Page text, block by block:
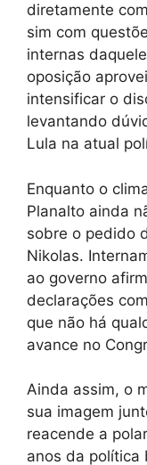
diretamente
sim com
internas
oposição
intensificar o
levantando
Lula na atual
Enquanto o
Planalto ainda
sobre o pedido
Nikolas.
ao governo
declarações
que não há
avance no
Ainda assim, o
sua imagem
reacende a
anos da política